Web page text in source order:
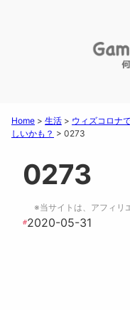
Home > 生活 > ウィズコロナ
しいかも？ > 0273
0273
※当サイトは、アフィリ
#2020-05-31